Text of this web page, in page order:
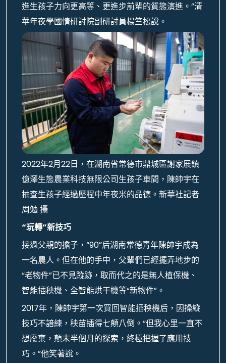
進生孩子力向更高等、更進步前輩的質態演進。”清
華年夜學國情研討院副研討員楊竺松說。
2022年2月22日，在湖南省常德市鼎城區謝家展鎮
億澤生態農業科技無限公司生孩子車間，陳帥宇在
抽查生孩子經過歷程中年夜米的品德。新華社記者
周勉 攝
“玩轉”新技巧
接過父親的擔子，“90”后湖南常德青年陳帥宇成為
一名農人。但在他的手中，父輩們已經擺弄地步的
“老物件”已不見蹤跡，取而代之的是無人植保機、
智能插秧機、全智能烘干機等“新物件”。
2017年，陳帥宇第一次買回智能插秧機后，因操縱
技巧不諳練，秧苗插得七顛八倒。“但我心里一直不
想廢棄，顛末半個月的探索，終極把握了應用技
巧。”他笑著說。